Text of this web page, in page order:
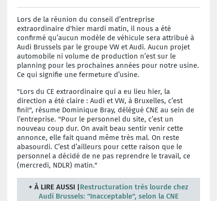
Lors de la réunion du conseil d’entreprise
extraordinaire d'hier mardi matin, il nous a été
confirmé qu’aucun modèle de véhicule sera attribué à
Audi Brussels par le groupe VW et Audi. Aucun projet
automobile ni volume de production n’est sur le
planning pour les prochaines années pour notre usine.
Ce qui signifie une fermeture d’usine.
"Lors du CE extraordinaire qui a eu lieu hier, la
direction a été claire : Audi et VW, à Bruxelles, c’est
fini!", résume Dominique Bray, délégué CNE au sein de
l’entreprise. "Pour le personnel du site, c’est un
nouveau coup dur. On avait beau sentir venir cette
annonce, elle fait quand même très mal. On reste
abasourdi. C’est d’ailleurs pour cette raison que le
personnel a décidé de ne pas reprendre le travail, ce
(mercredi, NDLR) matin."
+ À LIRE AUSSI |Restructuration très lourde chez
Audi Brussels: "Inacceptable", selon la CNE